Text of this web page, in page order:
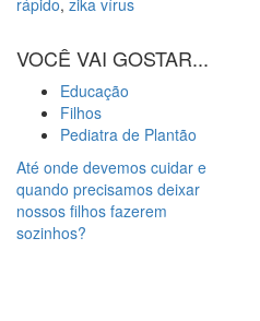
VOCÊ VAI GOSTAR...
Educação
Filhos
Pediatra de Plantão
Até onde devemos cuidar e
quando precisamos deixar
nossos filhos fazerem
sozinhos?